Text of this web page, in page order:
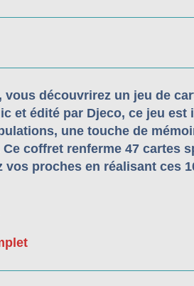
vous découvrirez un jeu de
et édité par Djeco, ce jeu
une touche de
Ce coffret renferme 47 cartes
vos proches en réalisant ces